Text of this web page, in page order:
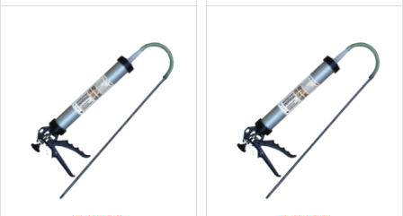
may
chosen
on
the
product